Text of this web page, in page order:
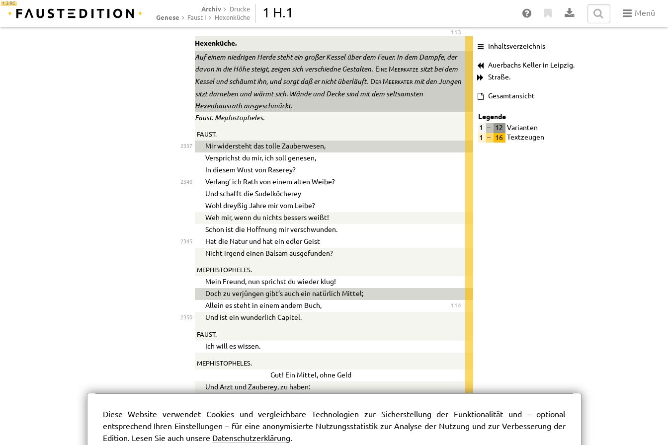
1.3 RC
Archiv Drucke
Genese Faust I Hexenküche 1 H.1 Menü
113
Hexenküche.
Auf einem niedrigen Herde steht ein großer Kessel über dem Feuer. In dem Dampfe, der
davon in die Höhe steigt, zeigen sich verschiedne Gestalten. Eine Meerkatze sitzt bei dem
Kessel und schäumt ihn, und sorgt daß er nicht überläuft. Der Meerkatermit den Jungen
sitzt darneben und wärmt sich. Wände und Decke sind mit dem seltsamsten
Hexenhausrath ausgeschmückt.
Faust. Mephistopheles.
FAUST.
2337
Mir widersteht das tolle Zauberwesen,
Versprichst du mir, ich soll genesen,
In diesem Wust von Raserey?
2340
Verlang’ ich Rath von einem alten Weibe?
Und schafft die Sudelköcherey
Wohl dreyßig Jahre mir vom Leibe?
Weh mir, wenn du nichts bessers weißt!
Schon ist die Hoffnung mir verschwunden.
2345
Hat die Natur und hat ein edler Geist
Nicht irgend einen Balsam ausgefunden?
MEPHISTOPHELES.
Mein Freund, nun sprichst du wieder klug!
Doch zu verjüngen gibt’s auch ein natürlich Mittel;
114
Allein es steht in einem andern Buch,
2350 Und ist ein wunderlich Capitel.
FAUST.
Ich will es wissen.
MEPHISTOPHELES.
Gut! Ein Mittel, ohne Geld
Und Arzt und Zauberey, zu haben:
Fang’ an zu hacken und zu graben,
2355
Erhalte dich und deinen Sinn
In einem ganz beschränkten Kreise,
Inhaltsverzeichnis
Auerbachs Keller in Leipzig.
Straße.
Gesamtansicht
Legende
1 – 12
Varianten
1
– 16 Textzeugen
Diese Website verwendet Cookies und vergleichbare Technologien zur Sicherstellung der Funktionalität und – optional
entsprechend Ihren Einstellungen – für eine anonymisierte Nutzungsstatistik zur Analyse der Nutzung und zur Verbesserung der
Edition. Lesen Sie auch unsere Datenschutzerklärung.